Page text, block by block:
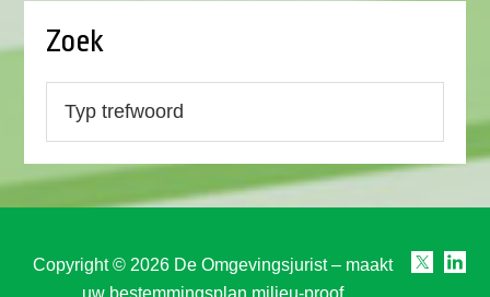
Zoek
Copyright © 2026 De Omgevingsjurist – maakt
uw bestemmingsplan milieu-proof